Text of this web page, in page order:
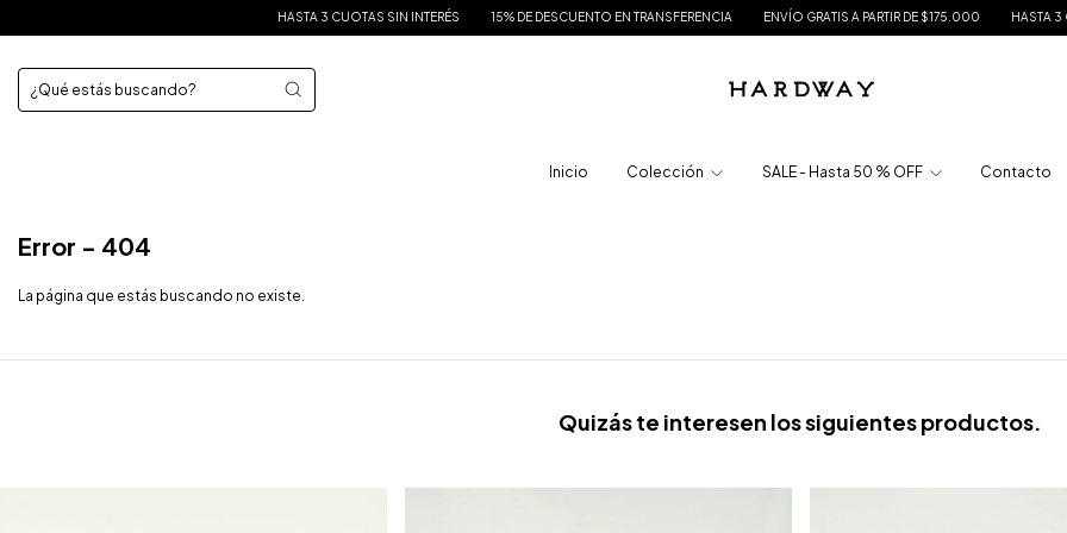
HASTA 3 CUOTAS SIN INTERÉS 15% DE DESCUENTO EN TRANSFERENCIA ENVÍO GRATIS A PARTIR DE $175.000 HASTA 3 CUOTAS
Inicio Colección SALE - Hasta 50 % OFF Contacto
Error - 404
La página que estás buscando no existe.
Quizás te interesen los siguientes productos.